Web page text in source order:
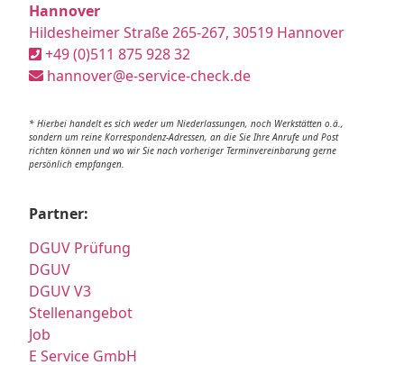
Hannover
Hildesheimer Straße 265-267, 30519 Hannover
+49 (0)511 875 928 32
hannover@e-service-check.de
* Hierbei handelt es sich weder um Niederlassungen, noch Werkstätten o.ä.,
sondern um reine Korrespondenz-Adressen, an die Sie Ihre Anrufe und Post
richten können und wo wir Sie nach vorheriger Terminvereinbarung gerne
persönlich empfangen.
Partner:
DGUV Prüfung
DGUV
DGUV V3
Stellenangebot
Job
E Service GmbH